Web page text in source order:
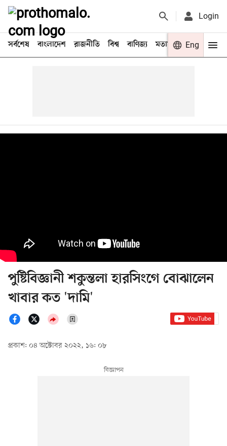
Login
সর্বশেষ বাংলাদেশ রাজনীতি বিশ্ব বাণিজ্য মতামত খেলা
Eng
পুষ্টিবিজ্ঞানী শকুন্তলা হারসিংগে বোঝালেন
খাবার কত 'দামি'
প্রকাশ: ০৪ অক্টোবর ২০২২, ১৬: ০৮